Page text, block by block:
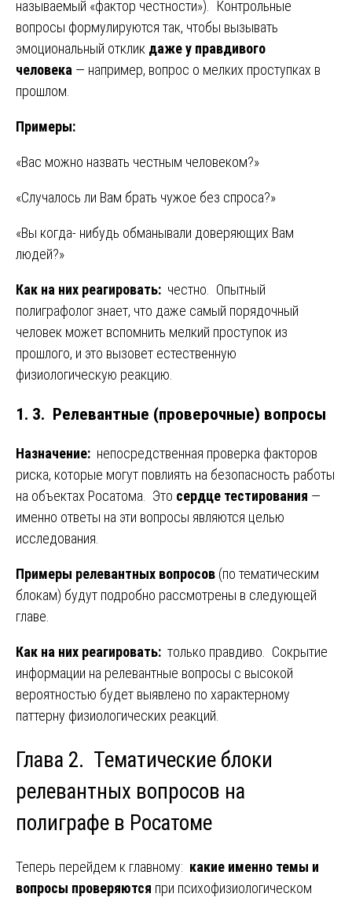
называемый «фактор честности»). Контрольные
вопросы формулируются так, чтобы вызывать
эмоциональный отклик даже у правдивого
человека — например, вопрос о мелких проступках в
прошлом.
Примеры:
«Вас можно назвать честным человеком?»
«Случалось ли Вам брать чужое без спроса?»
«Вы когда- нибудь обманывали доверяющих Вам
людей?»
Как на них реагировать: честно. Опытный
полиграфолог знает, что даже самый порядочный
человек может вспомнить мелкий проступок из
прошлого, и это вызовет естественную
физиологическую реакцию.
1. 3. Релевантные (проверочные) вопросы
Назначение: непосредственная проверка факторов
риска, которые могут повлиять на безопасность работы
на объектах Росатома. Это сердце тестирования —
именно ответы на эти вопросы являются целью
исследования.
Примеры релевантных вопросов (по тематическим
блокам) будут подробно рассмотрены в следующей
главе.
Как на них реагировать: только правдиво. Сокрытие
информации на релевантные вопросы с высокой
вероятностью будет выявлено по характерному
паттерну физиологических реакций.
Глава 2. Тематические блоки
релевантных вопросов на
полиграфе в Росатоме
Теперь перейдем к главному: какие именно темы и
вопросы проверяются при психофизиологическом